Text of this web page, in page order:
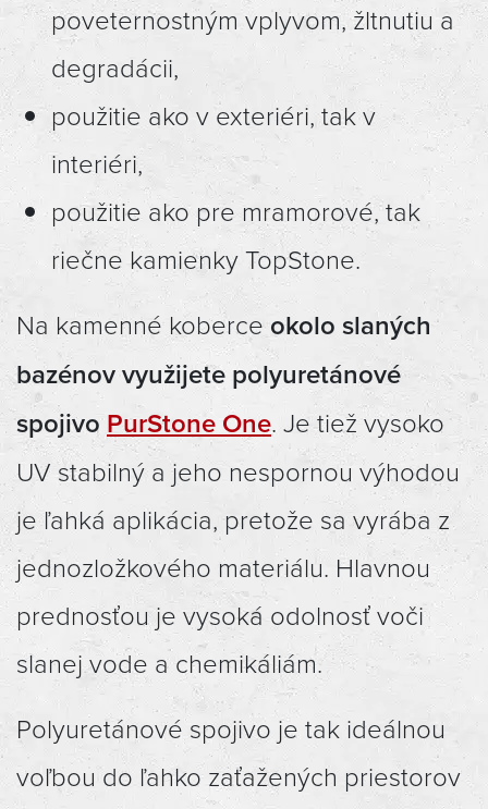
poveternostným vplyvom, žltnutiu a
degradácii,
použitie ako v exteriéri, tak v
interiéri,
použitie ako pre mramorové, tak
riečne kamienky TopStone.
Na kamenné koberceokolo slaných
bazénov využijete polyuretánové
spojivo PurStone One. Je tiež vysoko
UV stabilný a jeho nespornou výhodou
je ľahká aplikácia, pretože sa vyrába z
jednozložkového materiálu. Hlavnou
prednosťou je vysoká odolnosť voči
slanej vode a chemikáliám.
Polyuretánové spojivo je tak ideálnou
voľbou do ľahko zaťažených priestorov